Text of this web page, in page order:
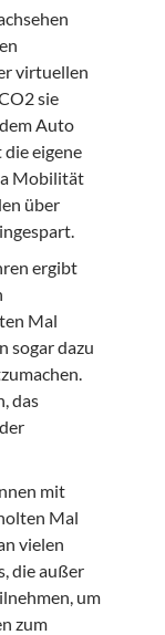
virtuellen
sie
Auto
die eigene
Mobilität
über
ergibt
Mal
sogar dazu
das
mit
Mal
vielen
die außer
um
zum